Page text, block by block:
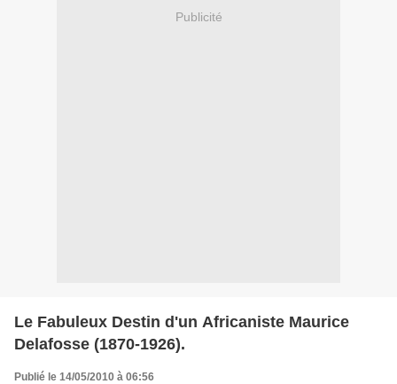
Publicité
Le Fabuleux Destin d'un Africaniste Maurice
Delafosse (1870-1926).
Publié le 14/05/2010 à 06:56